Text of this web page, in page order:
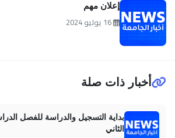
إعلان مهم
أخبار ذات صلة
بداية التسجيل والدراسة للفصل
الثاني